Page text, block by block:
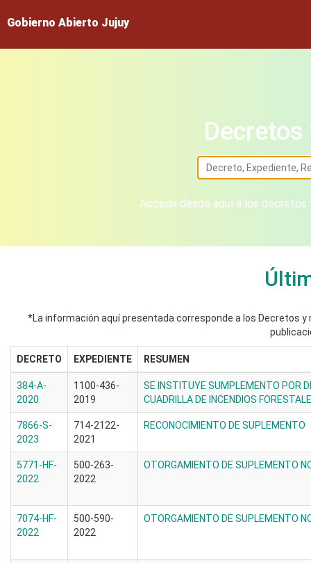
Gobierno Abierto Jujuy
Acceda desde aquí a los
*La información aquí presentada corresponde a los Decretos
DECRETO EXPEDIENTE RESUMEN
384-A-
2020
1100-436-
2019
SE INSTITUYE SUMPLEMENTO POR
CUADRILLA DE INCENDIOS
7866-S-
2023
714-2122-
2021
RECONOCIMIENTO DE SUPLEMENTO
5771-HF-
2022
500-263-
2022
OTORGAMIENTO DE SUPLEMENTO
7074-HF-
2022
500-590-
2022
OTORGAMIENTO DE SUPLEMENTO